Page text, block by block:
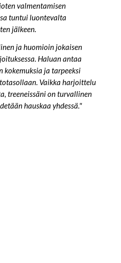
valmentamisen
tuntui luontevalta
jälkeen.
ja huomioin jokaisen
Haluan antaa
ja tarpeeksi
Vaikka harjoittelu
treeneissäni on turvallinen
hauskaa yhdessä."